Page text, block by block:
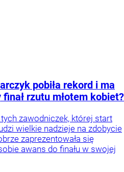
pobiła rekord i ma
rzutu młotem kobiet?
zawodniczek, której start
wielkie nadzieje na zdobycie
zaprezentowała się
awans do finału w swojej